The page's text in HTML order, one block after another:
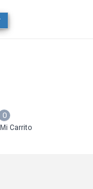
0
Mi Carrito